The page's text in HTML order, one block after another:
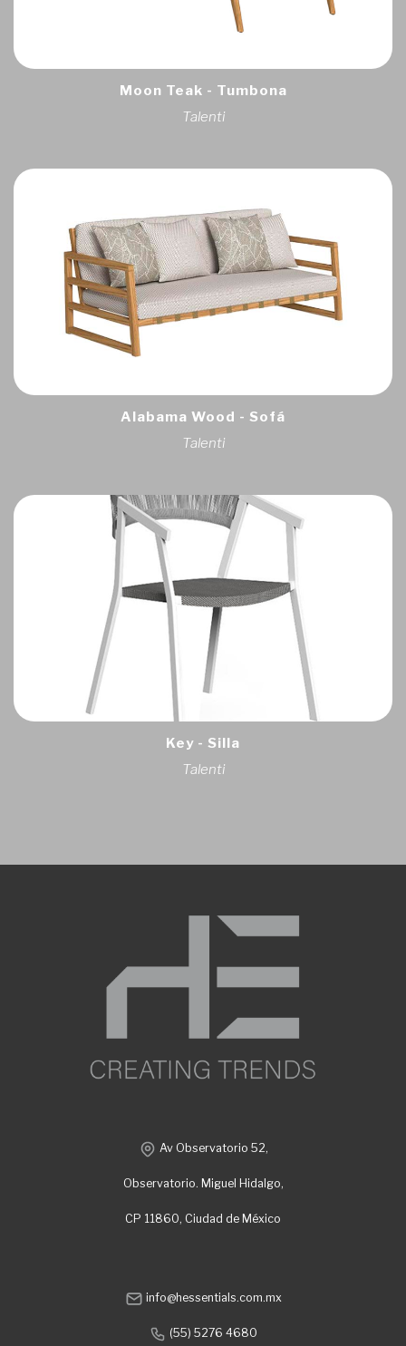
Moon Teak - Tumbona
Talenti
Alabama Wood - Sofá
Talenti
Key - Silla
Talenti
Av Observatorio 52,
Observatorio. Miguel Hidalgo,
CP 11860, Ciudad de México
info@hessentials.com.mx
(55) 5276 4680